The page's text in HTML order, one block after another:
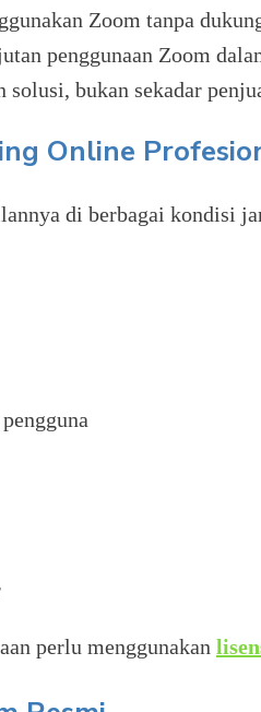
Zoom tanpa
penggunaan Zoom
bukan sekadar
Online
di berbagai
perlu menggunakan